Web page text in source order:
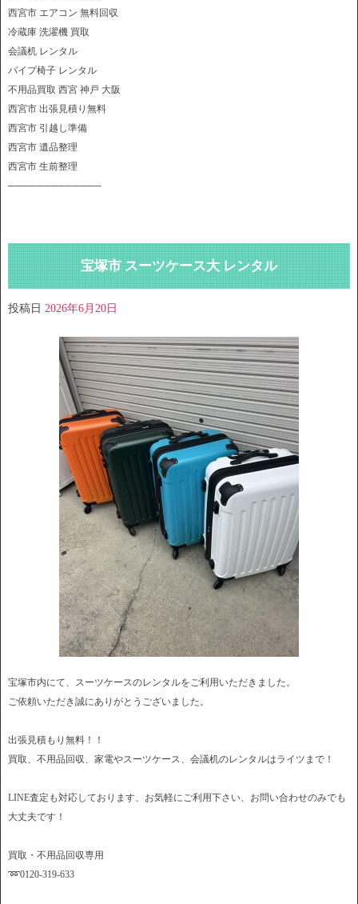
西宮市 エアコン 無料回収
冷蔵庫 洗濯機 買取
会議机 レンタル
パイプ椅子 レンタル
不用品買取 西宮 神戸 大阪
西宮市 出張見積り無料
西宮市 引越し準備
西宮市 遺品整理
西宮市 生前整理
─────────────
宝塚市 スーツケース大 レンタル
投稿日 2026年6月20日
宝塚市内にて、スーツケースのレンタルをご利用いただきました。
ご依頼いただき誠にありがとうございました。
出張見積もり無料！！
買取、不用品回収、家電やスーツケース、会議机のレンタルはライツまで！
LINE査定も対応しております、お気軽にご利用下さい、お問い合わせのみでも
大丈夫です！
買取・不用品回収専用
➿0120-319-633